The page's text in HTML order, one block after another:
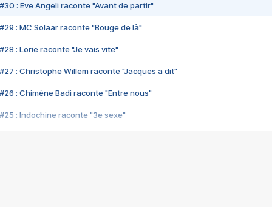
#30 : Eve Angeli raconte "Avant de partir"
#29 : MC Solaar raconte "Bouge de là"
#28 : Lorie raconte "Je vais vite"
#27 : Christophe Willem raconte "Jacques a dit"
#26 : Chimène Badi raconte "Entre nous"
#25 : Indochine raconte "3e sexe"